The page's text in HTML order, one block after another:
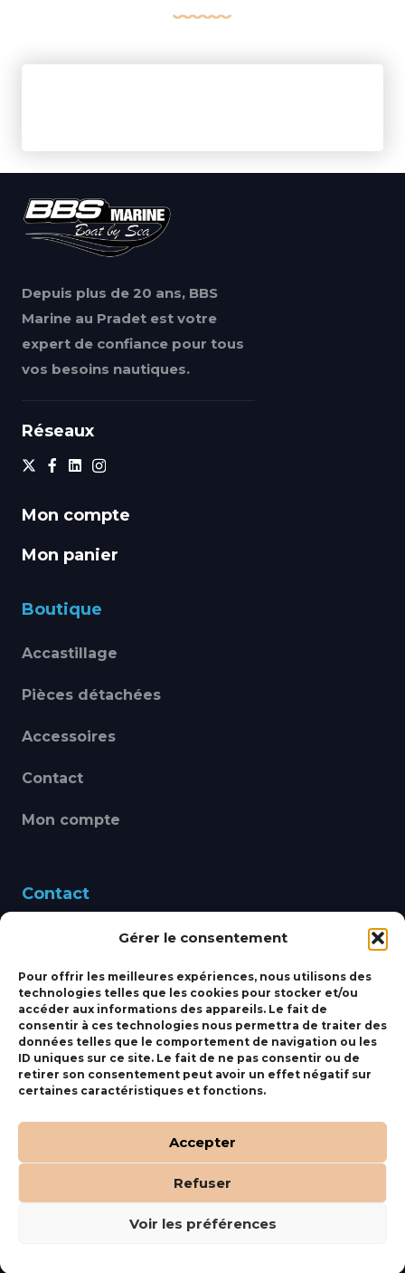
Gérer le consentement
Pour offrir les meilleures expériences, nous utilisons des
technologies telles que les cookies pour stocker et/ou
accéder aux informations des appareils. Le fait de
consentir à ces technologies nous permettra de traiter des
données telles que le comportement de navigation ou les
ID uniques sur ce site. Le fait de ne pas consentir ou de
retirer son consentement peut avoir un effet négatif sur
certaines caractéristiques et fonctions.
Accepter
Refuser
Voir les préférences
Depuis plus de 20 ans, BBS
Marine au Pradet est votre
expert de confiance pour tous
vos besoins nautiques.
Réseaux
Mon compte
Mon panier
Boutique
Accastillage
Pièces détachées
Accessoires
Contact
Mon compte
Contact
460 Avenue Alain Le
bbsmarine@bbs-
marine.fr
Fixe:04 27 50 24 50
Mobile:06 69 44 48 83
Orocom .